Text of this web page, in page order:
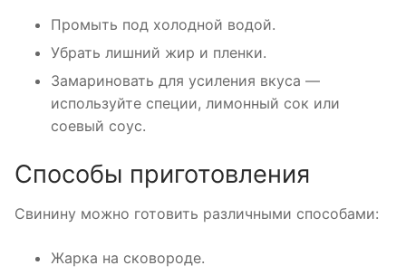
Промыть под холодной водой.
Убрать лишний жир и пленки.
Замариновать для усиления вкуса —
используйте специи, лимонный сок или
соевый соус.
Способы приготовления
Свинину можно готовить различными способами:
Жарка на сковороде.